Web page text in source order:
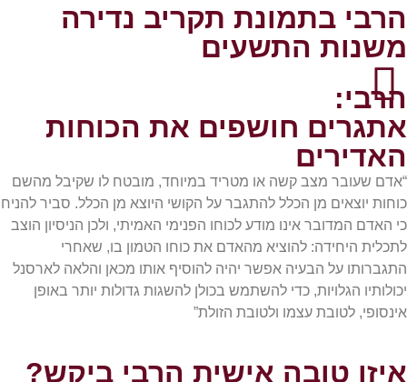
הרבי בתמונת תקריב נדירה
משנות התשעים
הרבי:
אתגרים חושפים את הכוחות
האדירים
“אדם שעובר מצב קשה או מטריד במיוחד, מובטח לו שקיבל מהשם
כוחות יוצאים מן הכלל להתגבר על הקושי היוצא מן הכלל. סביר להניח
כי האדם המדובר אינו מודע לכוחו הפנימי האמיתי, ולכן הניסיון הוצב
לתכלית היחידה: להוציא מהאדם את כוחו הטמון בו, שאחרי
התגברותו על הבעיה אפשר יהיה להוסיף אותו מכאן והלאה לארסנל
יכולותיו הגלויות, כדי להשתמש בכולן להשגות גדולות יותר באופן
אינסופי, לטובת עצמו ולטובת הזולת”
איזו טובה אישית הרבי ביקש?